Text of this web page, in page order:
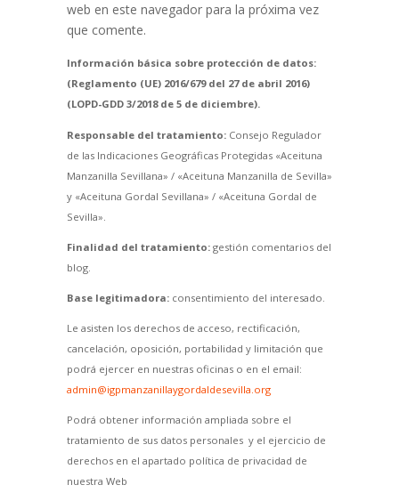
web en este navegador para la próxima vez
que comente.
Información básica sobre protección de datos:
(Reglamento (UE) 2016/679 del 27 de abril 2016)
(LOPD-GDD 3/2018 de 5 de diciembre).
Responsable del tratamiento:Consejo Regulador
de las Indicaciones Geográficas Protegidas «Aceituna
Manzanilla Sevillana» / «Aceituna Manzanilla de Sevilla»
y «Aceituna Gordal Sevillana» / «Aceituna Gordal de
Sevilla».
Finalidad del tratamiento:gestión comentarios del
blog.
Base legitimadora:consentimiento del interesado.
Le asisten los derechos de acceso, rectificación,
cancelación, oposición, portabilidad y limitación que
podrá ejercer en nuestras oficinas o en el email:
admin@igpmanzanillaygordaldesevilla.org
Podrá obtener información ampliada sobre el
tratamiento de sus datos personales y el ejercicio de
derechos en el apartado política de privacidad de
nuestra Web